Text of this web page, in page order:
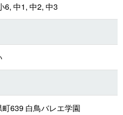
6, 中1, 中2, 中3
639 白鳥バレエ学園